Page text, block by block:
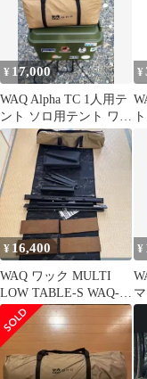
¥ 17,000
WAQ Alpha TC 1人用テ
ント ソロ用テント ワン
ポールテント
¥
¥ 16,400
WAQ ワック MULTI
LOW TABLE-S WAQ-
MLT1
¥